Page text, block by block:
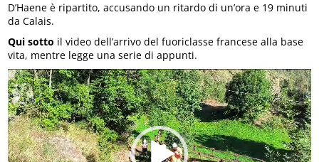
D’Haene è ripartito, accusando un ritardo di un’ora e 19 minuti
da Calais.
Qui sotto il video dell’arrivo del fuoriclasse francese alla base
vita, mentre legge una serie di appunti.
Video
Player